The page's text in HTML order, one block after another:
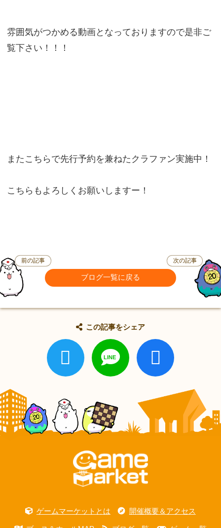
雰囲気がつかめる動画となっておりますので是非ご
覧下さい！！！
またこちらで先行予約を兼ねたクラファン実施中！
こちらもよろしくお願いしますー！
前の記事
ブログ一覧に戻る
次の記事
この記事をシェア
ゲームマーケットとは 開催概要＆アクセス